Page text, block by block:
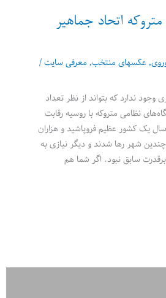
متروکه اتحاد جماهیر
, عکسهای منتخب, معرفی سایت/
وجود ندارد که بتواند از نظر تعداد
نظامی متروکه با روسیه رقابت
یک کشور عظیم فروپاشید و هزاران
شهر رها شدند و دیگر نیازی به
سابق نبود. اگر شما هم